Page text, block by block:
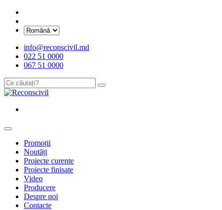
info@reconscivil.md
022 51 0000
067 51 0000
Promoții
Noutăți
Proiecte curente
Proiecte finisate
Video
Producere
Despre noi
Contacte